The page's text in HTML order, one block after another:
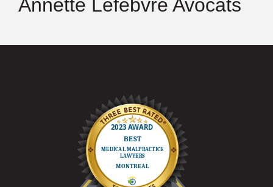
Annette Lefebvre Avocats